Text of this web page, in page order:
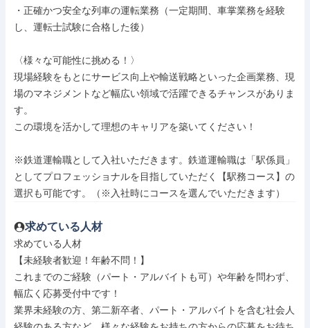
・正確かつ安全な列車の運転業務（一定期間、車掌業務を経験
し、運転士試験に合格した後）
〈様々な可能性に挑める！〉
現場経験をもとにサービス向上や輸送戦略といった企画業務、現
場のマネジメントなど幅広い領域で活躍できるチャンスがありま
す。
この環境を活かして理想のキャリアを築いてください！
※鉄道運輸職として入社いただきます。鉄道運輸職は「駅係員」
としてプロフェッショナルを目指していただく【駅務コース】の
選択も可能です。（※入社時にコースを選んでいただきます）
求めている人材
求めている人材
【未経験者歓迎！年齢不問！】
これまでのご経験（パート・アルバイトも可）や年齢を問わず、
幅広く応募受付中です！
業界未経験の方、第二新卒者、パート・アルバイトを含む社会人